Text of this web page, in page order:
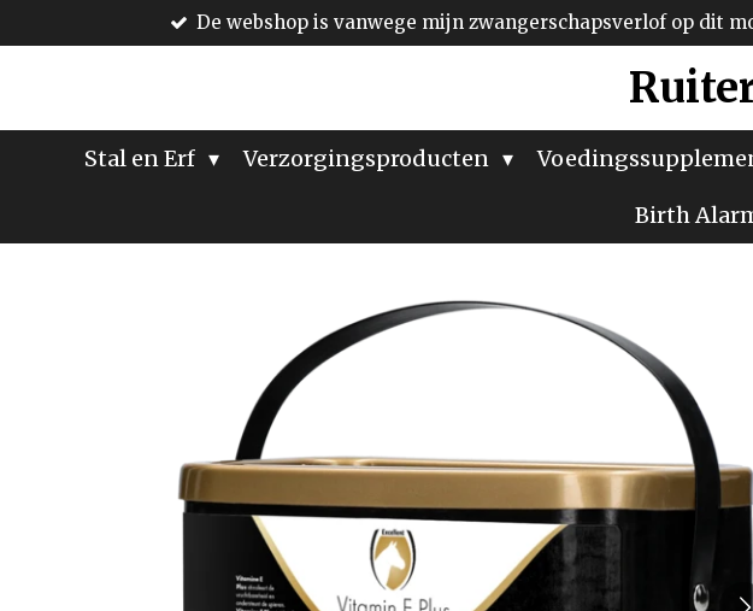
direct
hoofdinhoud
De webshop is vanwege mijn zwangerschapsverlof op dit
Stal en Erf Verzorgingsproducten
Birth